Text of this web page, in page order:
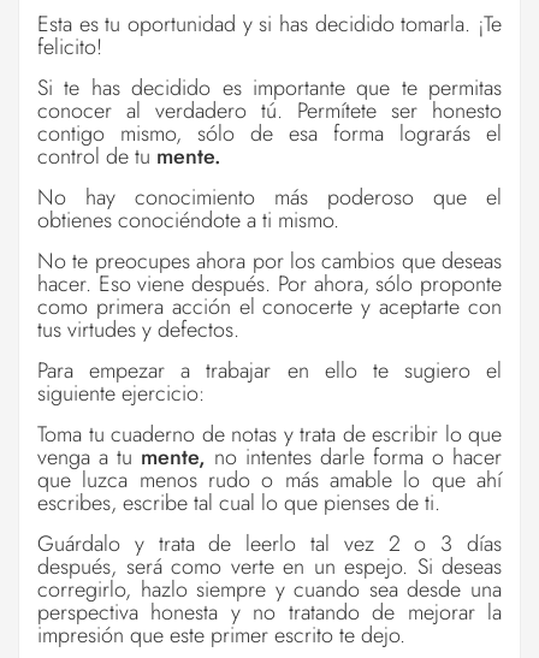
Esta es tu oportunidad y si has decidido tomarla. ¡Te
felicito!
Si te has decidido es importante que te permitas
conocer al verdadero tú. Permítete ser honesto
contigo mismo, sólo de esa forma lograrás el
control de tu mente.
No hay conocimiento más poderoso que el
obtienes conociéndote a ti mismo.
No te preocupes ahora por los cambios que deseas
hacer. Eso viene después. Por ahora, sólo proponte
como primera acción el conocerte y aceptarte con
tus virtudes y defectos.
Para empezar a trabajar en ello te sugiero el
siguiente ejercicio:
Toma tu cuaderno de notas y trata de escribir lo que
venga a tu mente, no intentes darle forma o hacer
que luzca menos rudo o más amable lo que ahí
escribes, escribe tal cual lo que pienses de ti.
Guárdalo y trata de leerlo tal vez 2 o 3 días
después, será como verte en un espejo. Si deseas
corregirlo, hazlo siempre y cuando sea desde una
perspectiva honesta y no tratando de mejorar la
impresión que este primer escrito te dejo.